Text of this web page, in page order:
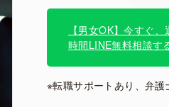
【男女OK】今すぐ
時間LINE無料相談す
※転職サポートあり、弁護